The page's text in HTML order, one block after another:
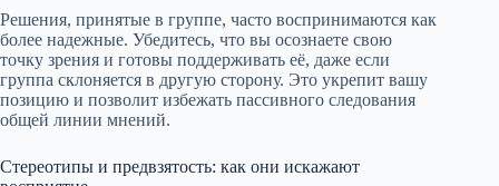
Решения, принятые в группе, часто воспринимаются как
более надежные. Убедитесь, что вы осознаете свою
точку зрения и готовы поддерживать её, даже если
группа склоняется в другую сторону. Это укрепит вашу
позицию и позволит избежать пассивного следования
общей линии мнений.
Стереотипы и предвзятость: как они искажают